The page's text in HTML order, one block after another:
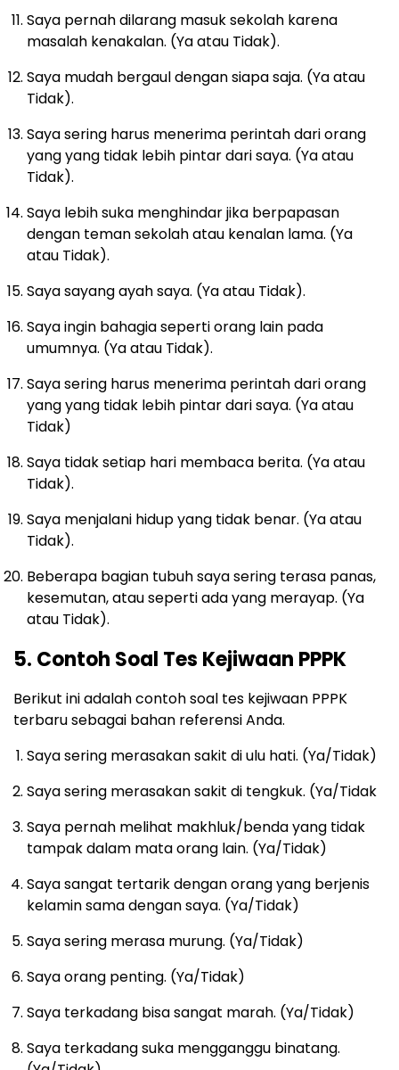
Saya pernah dilarang masuk sekolah karena
masalah kenakalan. (Ya atau Tidak).
Saya mudah bergaul dengan siapa saja. (Ya atau
Tidak).
Saya sering harus menerima perintah dari orang
yang yang tidak lebih pintar dari saya. (Ya atau
Tidak).
Saya lebih suka menghindar jika berpapasan
dengan teman sekolah atau kenalan lama. (Ya
atau Tidak).
Saya sayang ayah saya. (Ya atau Tidak).
Saya ingin bahagia seperti orang lain pada
umumnya. (Ya atau Tidak).
Saya sering harus menerima perintah dari orang
yang yang tidak lebih pintar dari saya. (Ya atau
Tidak)
Saya tidak setiap hari membaca berita. (Ya atau
Tidak).
Saya menjalani hidup yang tidak benar. (Ya atau
Tidak).
Beberapa bagian tubuh saya sering terasa panas,
kesemutan, atau seperti ada yang merayap. (Ya
atau Tidak).
5. Contoh Soal Tes Kejiwaan PPPK
Berikut ini adalah contoh soal tes kejiwaan PPPK
terbaru sebagai bahan referensi Anda.
Saya sering merasakan sakit di ulu hati. (Ya/Tidak)
Saya sering merasakan sakit di tengkuk. (Ya/Tidak
Saya pernah melihat makhluk/benda yang tidak
tampak dalam mata orang lain. (Ya/Tidak)
Saya sangat tertarik dengan orang yang berjenis
kelamin sama dengan saya. (Ya/Tidak)
Saya sering merasa murung. (Ya/Tidak)
Saya orang penting. (Ya/Tidak)
Saya terkadang bisa sangat marah. (Ya/Tidak)
Saya terkadang suka mengganggu binatang.